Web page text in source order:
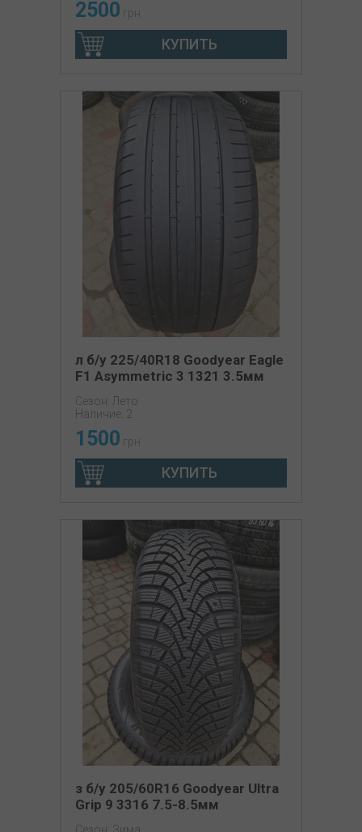
2500 грн
КУПИТЬ
л б/у 225/40R18 Goodyear Eagle
F1 Asymmetric 3 1321 3.5мм
Сезон: Лето
Наличие: 2
1500 грн
КУПИТЬ
з б/у 205/60R16 Goodyear Ultra
Grip 9 3316 7.5-8.5мм